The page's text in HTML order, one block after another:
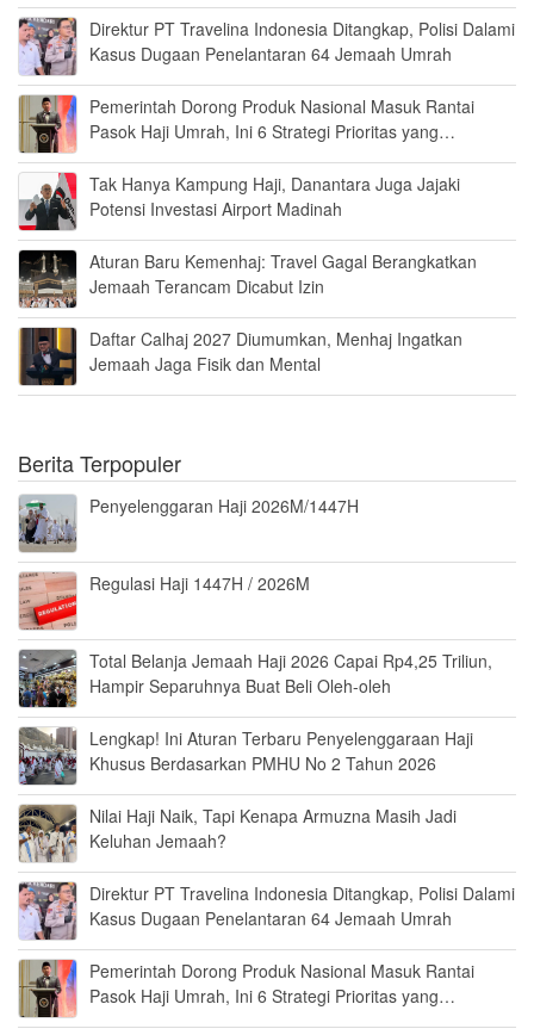
Direktur PT Travelina Indonesia Ditangkap, Polisi Dalami
Kasus Dugaan Penelantaran 64 Jemaah Umrah
Pemerintah Dorong Produk Nasional Masuk Rantai
Pasok Haji Umrah, Ini 6 Strategi Prioritas yang
Disiapkan
Tak Hanya Kampung Haji, Danantara Juga Jajaki
Potensi Investasi Airport Madinah
Aturan Baru Kemenhaj: Travel Gagal Berangkatkan
Jemaah Terancam Dicabut Izin
Daftar Calhaj 2027 Diumumkan, Menhaj Ingatkan
Jemaah Jaga Fisik dan Mental
Berita Terpopuler
Penyelenggaran Haji 2026M/1447H
Regulasi Haji 1447H / 2026M
Total Belanja Jemaah Haji 2026 Capai Rp4,25 Triliun,
Hampir Separuhnya Buat Beli Oleh-oleh
Lengkap! Ini Aturan Terbaru Penyelenggaraan Haji
Khusus Berdasarkan PMHU No 2 Tahun 2026
Nilai Haji Naik, Tapi Kenapa Armuzna Masih Jadi
Keluhan Jemaah?
Direktur PT Travelina Indonesia Ditangkap, Polisi Dalami
Kasus Dugaan Penelantaran 64 Jemaah Umrah
Pemerintah Dorong Produk Nasional Masuk Rantai
Pasok Haji Umrah, Ini 6 Strategi Prioritas yang
Disiapkan